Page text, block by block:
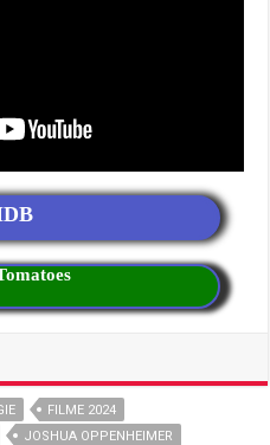
FILME 2024
JOSHUA OPPENHEIMER